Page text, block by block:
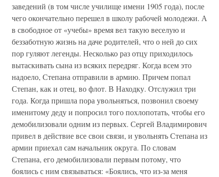
заведений (в том числе училище имени 1905 года), после
чего окончательно перешел в школу рабочей молодежи. А
в свободное от «учебы» время вел такую веселую и
беззаботную жизнь на даче родителей, что о ней до сих
пор гуляют легенды. Несколько раз отцу приходилось
вытаскивать сына из всяких передряг. Когда всем это
надоело, Степана отправили в армию. Причем попал
Степан, как и отец, во флот. В Находку. Отслужил три
года. Когда пришла пора увольняться, позвонил своему
именитому деду и попросил того похлопотать, чтобы его
демобилизовали одним из первых. Сергей Владимирович
привел в действие все свои связи, и увольнять Степана из
армии приехал сам начальник округа. По словам
Степана, его демобилизовали первым потому, что
боялись с ним связываться: «Боялись, что из-за меня